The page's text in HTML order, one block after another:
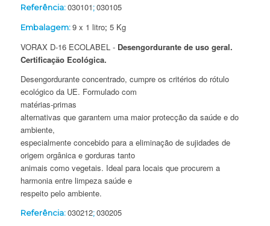
Referência:030101;030105
Embalagem:9 x 1 litro; 5 Kg
VORAX D-16 ECOLABEL - Desengordurante de uso geral.
Certificação Ecológica.
Desengordurante concentrado, cumpre os critérios do rótulo
ecológico da UE. Formulado com
matérias-primas
alternativas que garantem uma maior protecção da saúde e do
ambiente,
especialmente concebido para a eliminação de sujidades de
origem orgânica e gorduras tanto
animais como vegetais. Ideal para locais que procurem a
harmonia entre limpeza saúde e
respeito pelo ambiente.
Referência:030212;030205